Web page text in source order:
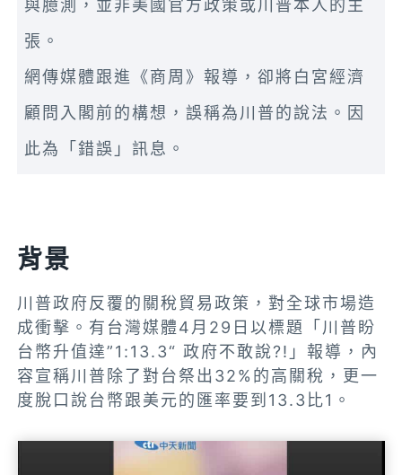
與臆測，並非美國官方政策或川普本人的主
張。
網傳媒體跟進《商周》報導，卻將白宮經濟
顧問入閣前的構想，誤稱為川普的說法。因
此為「錯誤」訊息。
背景
川普政府反覆的關稅貿易政策，對全球市場造
成衝擊。有台灣媒體4月29日以標題「川普盼
台幣升值達”1:13.3“ 政府不敢說?!」報導，內
容宣稱川普除了對台祭出32%的高關稅，更一
度脫口說台幣跟美元的匯率要到13.3比1。